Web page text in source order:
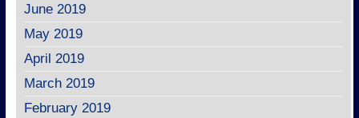
June 2019
May 2019
April 2019
March 2019
February 2019